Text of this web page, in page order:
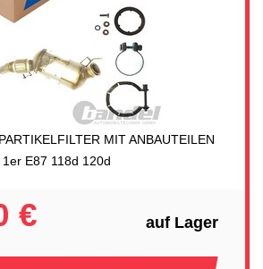
MIT ANBAUTEILEN
E87 118d 120d
€ auf Lager